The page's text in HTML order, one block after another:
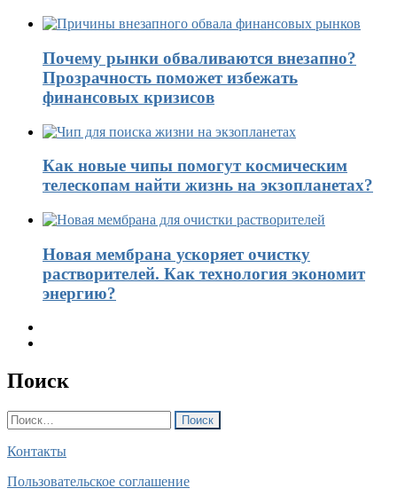
Почему рынки обваливаются внезапно?
Прозрачность поможет избежать
финансовых кризисов
Как новые чипы помогут космическим
телескопам найти жизнь на экзопланетах?
Новая мембрана ускоряет очистку
растворителей. Как технология экономит
энергию?
Поиск
Найти:
Контакты
Пользовательское соглашение